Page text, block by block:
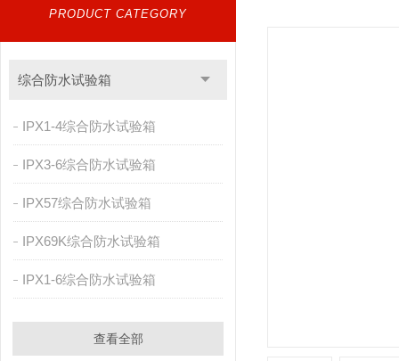
PRODUCT CATEGORY
综合防水试验箱
IPX1-4综合防水试验箱
IPX3-6综合防水试验箱
IPX57综合防水试验箱
IPX69K综合防水试验箱
IPX1-6综合防水试验箱
查看全部